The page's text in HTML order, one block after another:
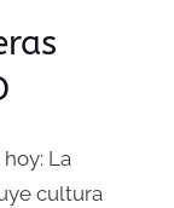
La
cultura